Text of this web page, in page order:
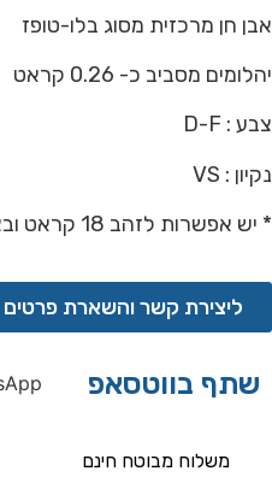
אבן חן מרכזית מסוג בלו-טופז
יהלומים מסביב כ- 0.26 קראט
צבע : D-F
נקיון : VS
* יש אפשרות לזהב 18 קראט ובצבעים צהוב, לבן ואדום.
ליצירת קשר והשארת פרטים
שתף בווטסאפ
משלוח מבוטח חינם